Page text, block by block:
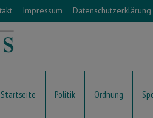
Impressum Datenschutzerklärung
Startseite Politik Ordnung